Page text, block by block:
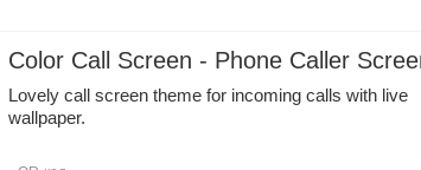
Color Call Screen - Phone Caller
Lovely call screen theme for incoming calls with live
wallpaper.